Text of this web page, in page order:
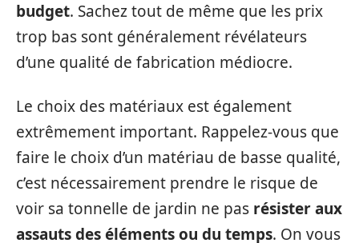
budget. Sachez tout de même que les prix
trop bas sont généralement révélateurs
d’une qualité de fabrication médiocre.
Le choix des matériaux est également
extrêmement important. Rappelez-vous que
faire le choix d’un matériau de basse qualité,
c’est nécessairement prendre le risque de
voir sa tonnelle de jardin ne pas résister aux
assauts des éléments ou du temps. On vous